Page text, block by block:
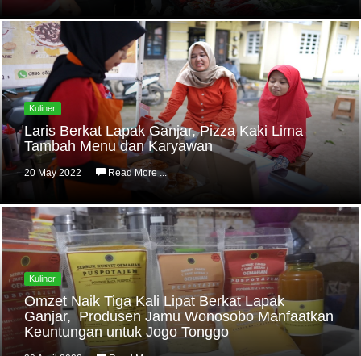
Kuliner
Laris Berkat Lapak Ganjar, Pizza Kaki Lima
Tambah Menu dan Karyawan
20 May 2022 Read More ...
Kuliner
Omzet Naik Tiga Kali Lipat Berkat Lapak
Ganjar, Produsen Jamu Wonosobo Manfaatkan
Keuntungan untuk Jogo Tonggo